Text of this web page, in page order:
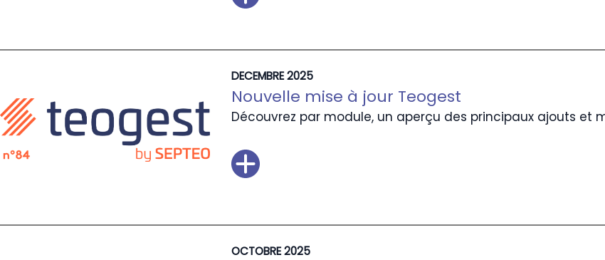
DECEMBRE 2025
Nouvelle mise à jour Teogest
Découvrez par module, un aperçu des principaux ajouts et
OCTOBRE 2025